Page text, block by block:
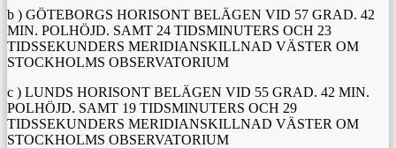
b ) GÖTEBORGS HORISONT BELÄGEN VID 57 GRAD. 42
MIN. POLHÖJD. SAMT 24 TIDSMINUTERS OCH 23
TIDSSEKUNDERS MERIDIANSKILLNAD VÄSTER OM
STOCKHOLMS OBSERVATORIUM
c ) LUNDS HORISONT BELÄGEN VID 55 GRAD. 42 MIN.
POLHÖJD. SAMT 19 TIDSMINUTERS OCH 29
TIDSSEKUNDERS MERIDIANSKILLNAD VÄSTER OM
STOCKHOLMS OBSERVATORIUM